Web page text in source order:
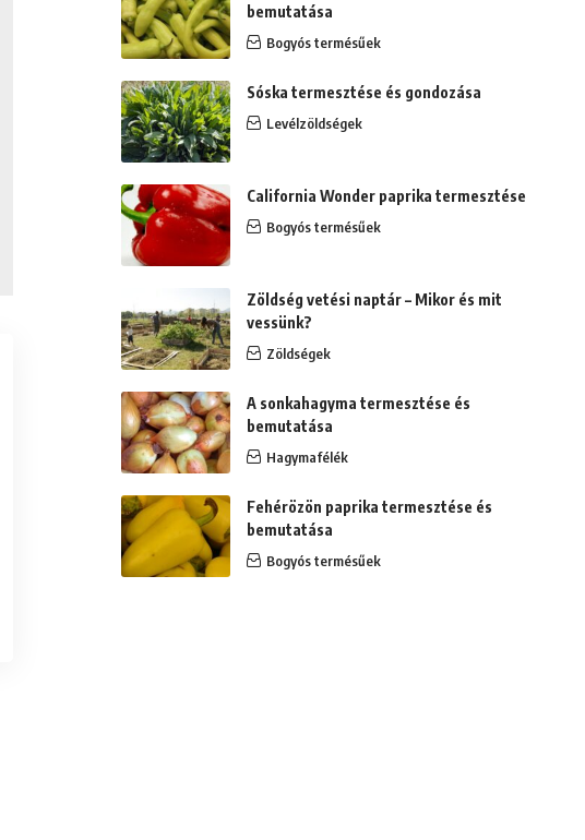
bemutatása
Bogyós termésűek
Sóska termesztése és gondozása
Levélzöldségek
California Wonder paprika termesztése
Bogyós termésűek
Zöldség vetési naptár – Mikor és mit
vessünk?
Zöldségek
A sonkahagyma termesztése és
bemutatása
Hagymafélék
Fehérözön paprika termesztése és
bemutatása
Bogyós termésűek